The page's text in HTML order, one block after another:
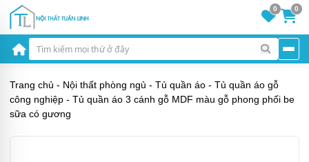
0 0
Trang chủ - Nội thất phòng ngủ - Tủ quần áo - Tủ quần áo gỗ
công nghiệp - Tủ quần áo 3 cánh gỗ MDF màu gỗ phong phối be
sữa có gương